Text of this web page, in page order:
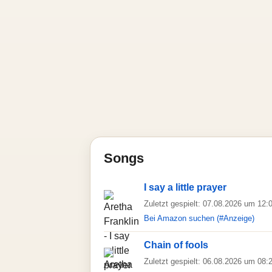
Songs
I say a little prayer
Zuletzt gespielt: 07.08.2026 um
Bei Amazon suchen (#Anzeige)
Chain of fools
Zuletzt gespielt: 06.08.2026 um